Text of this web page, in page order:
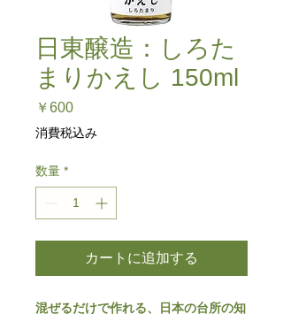
日東醸造：しろた
まりかえし 150ml
￥600価
格
消費税込み
数量 *
カートに追加する
混ぜるだけで作れる、日本の台所の知